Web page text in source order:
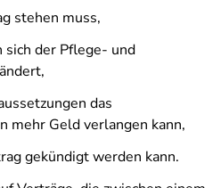
stehen muss,
sich der Pflege- und
das
mehr Geld verlangen kann,
gekündigt werden kann.